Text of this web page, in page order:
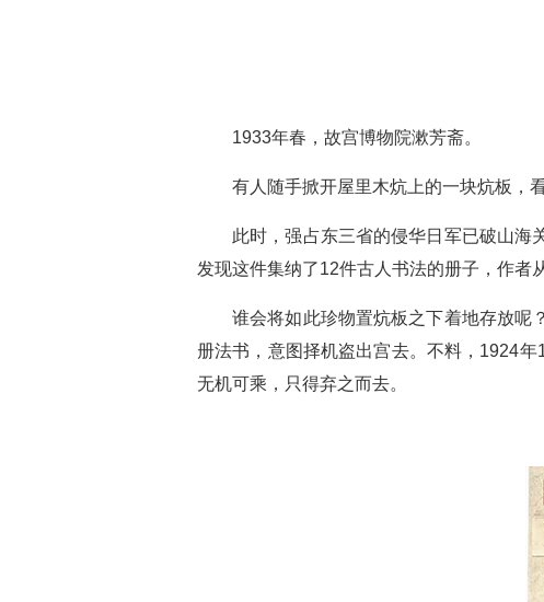
1933年春，故宫博物院漱芳斋。
有人随手掀开屋里木炕上的一块炕板，
此时，强占东三省的侵华日军已破山海
发现这件集纳了12件古人书法的册子，作者
谁会将如此珍物置炕板之下着地存放呢
册法书，意图择机盗出宫去。不料，1924
无机可乘，只得弃之而去。